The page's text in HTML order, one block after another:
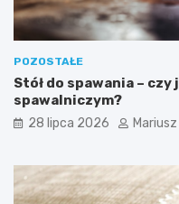
POZOSTAŁE
Stół do spawania –
spawalniczym?
28 lipca 2026